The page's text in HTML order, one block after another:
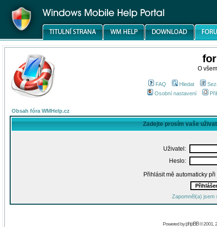
O
FAQ Hledat
Osobní nastavení
Obsah fóra WMHelp.cz
Zadejte prosím vaše
Uživatel:
Heslo:
Přihlásit mě automaticky
Zapomněl(a) jsem
Powered byphpBB© 2001,